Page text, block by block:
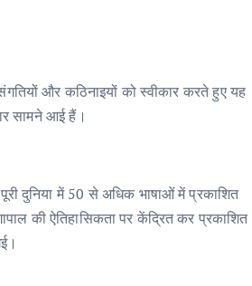
और कठिनाइयों को स्वीकार करते हुए यह
सामने आई हैं।
दुनिया में 50 से अधिक भाषाओं में प्रकाशित
की ऐतिहासिकता पर केंद्रित कर प्रकाशित